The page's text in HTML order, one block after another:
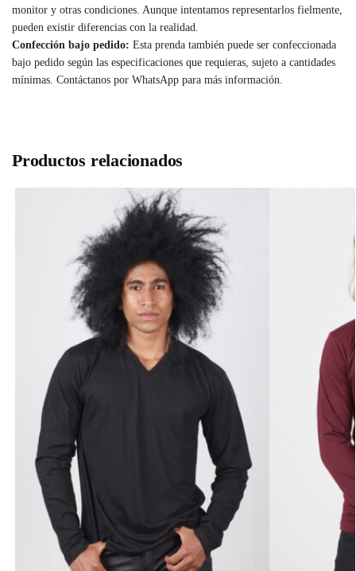
monitor y otras condiciones. Aunque intentamos representarlos fielmente,
pueden existir diferencias con la realidad.
Confección bajo pedido: Esta prenda también puede ser confeccionada
bajo pedido según las especificaciones que requieras, sujeto a cantidades
mínimas. Contáctanos por WhatsApp para más información.
Productos relacionados